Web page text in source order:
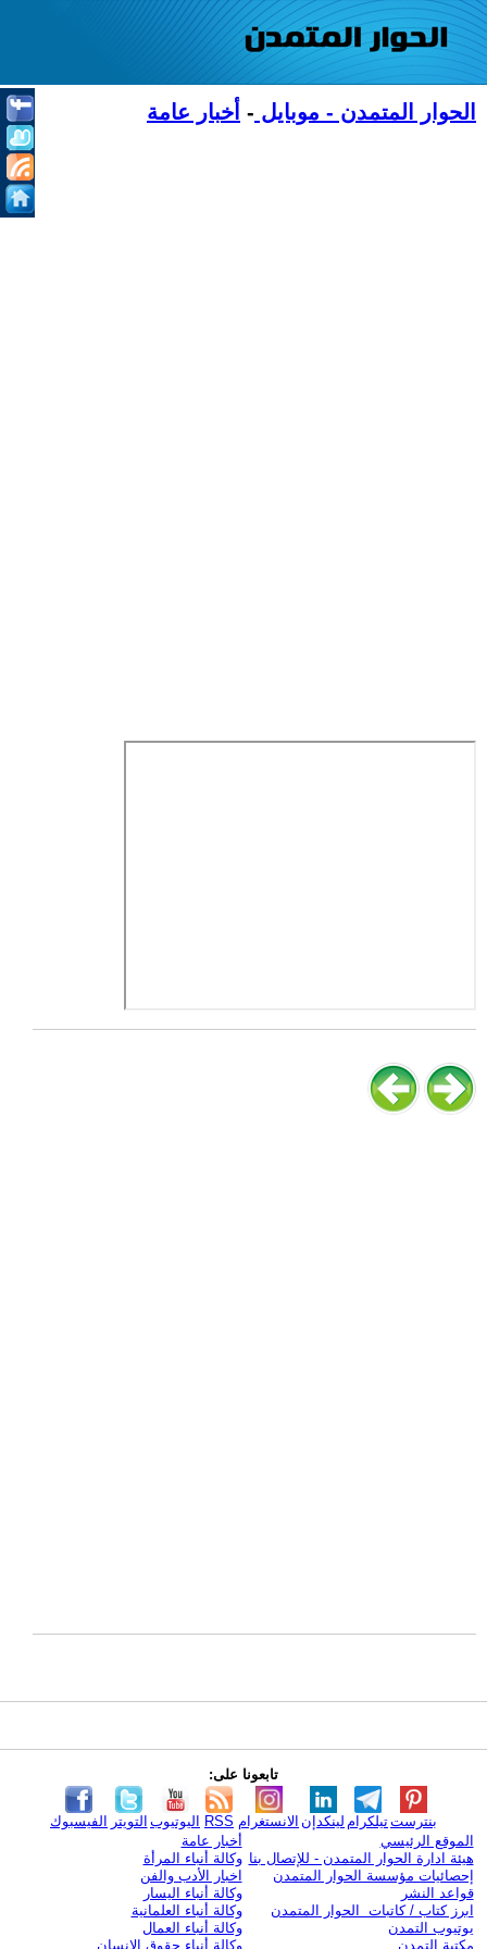
الحوار المتمدن - موبايل - أخبار عامة
تابعونا على:
الفيسبوك التويتر اليوتيوب RSS الانستغرام لينكدإن تيلكرامبنترست
الموقع الرئيسي
هيئة ادارة الحوار المتمدن - للإتصال بنا
إحصائيات مؤسسة الحوار المتمدن
قواعد النشر
ابرز كتاب / كاتبات الحوار المتمدن
يوتيوب التمدن
مكتبة التمدن
أخبار عامة
وكالة أنباء المرأة
اخبار الأدب والفن
وكالة أنباء اليسار
وكالة أنباء العلمانية
وكالة أنباء العمال
وكالة أنباء حقوق الإنسان